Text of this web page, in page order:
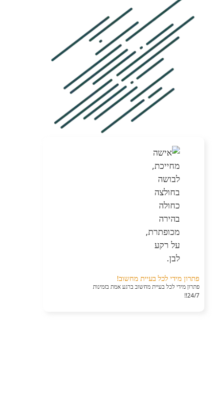
פתרון מידי לכל בעיית מחשוב!
פתרון מידי לכל בעיית מחשוב ברגע אמת בזמינות
24/7!!